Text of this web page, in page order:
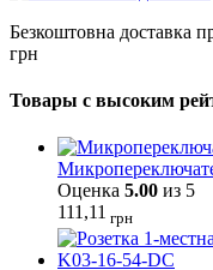
Безкоштовна доставка
грн
Товары с высоким
Оценка 5.00 из 5
111,11 грн